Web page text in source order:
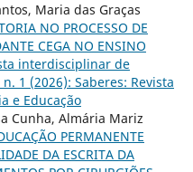
Maria das Graças
NO PROCESSO DE
CEGA NO ENSINO
interdisciplinar de
1 (2026): Saberes: Revista
e Educação
Cunha, Almária Mariz
PERMANENTE
DA ESCRITA DA